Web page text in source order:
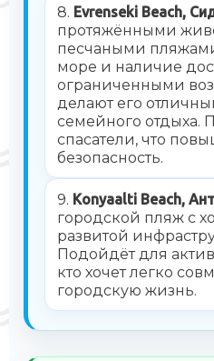
8. Evrenseki Beach,
протяжёнными
песчаными
море и наличие
ограниченными
делают его
семейного отдыха.
спасатели, что
безопасность.
9. Konyaalti Beach,
городской пляж с
развитой
Подойдёт для
кто хочет легко
городскую жизнь.